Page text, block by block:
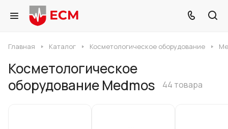
Главная Каталог Косметологическое оборудование
Косметологическое
оборудование Medmos
44 товара